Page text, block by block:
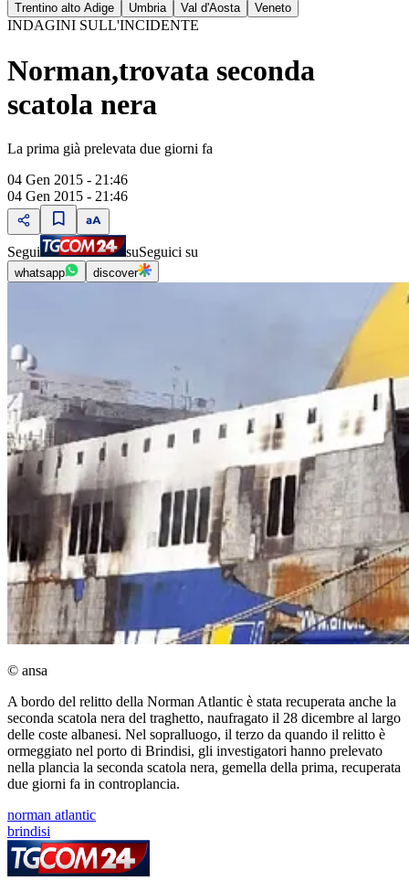
Trentino alto Adige
Umbria Val d'Aosta Veneto
INDAGINI SULL'INCIDENTE
Norman,trovata seconda
scatola nera
La prima già prelevata due giorni fa
04 Gen 2015 - 21:46
04 Gen 2015 - 21:46
Segui suSeguici su
whatsapp discover
© ansa
A bordo del relitto della Norman Atlantic è stata recuperata anche la
seconda scatola nera del traghetto, naufragato il 28 dicembre al largo
delle coste albanesi. Nel sopralluogo, il terzo da quando il relitto è
ormeggiato nel porto di Brindisi, gli investigatori hanno prelevato
nella plancia la seconda scatola nera, gemella della prima, recuperata
due giorni fa in controplancia.
norman atlantic
brindisi